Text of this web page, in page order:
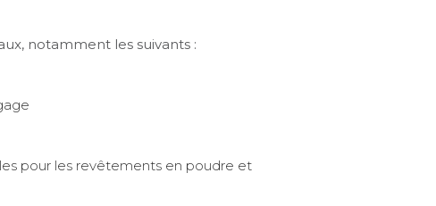
notamment les suivants :
pour les revêtements en poudre et